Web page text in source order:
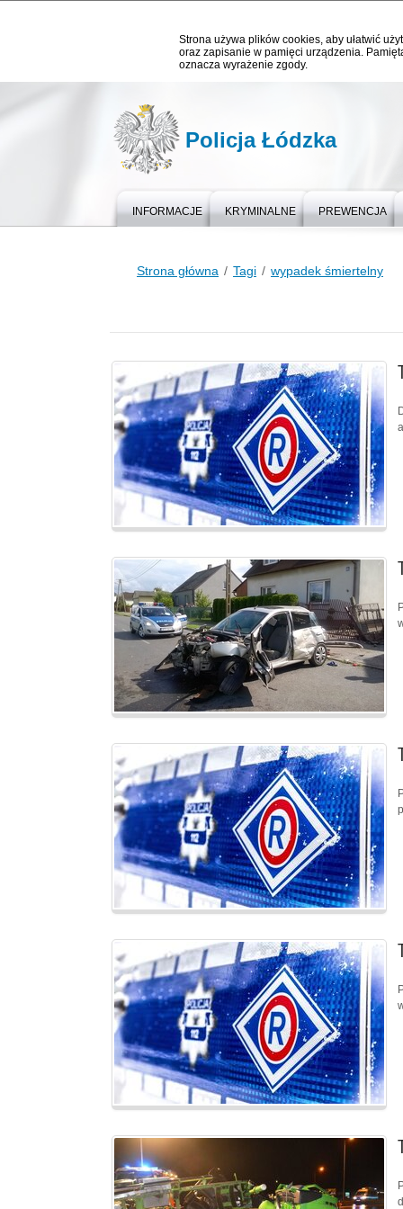
Strona używa plików cookies, aby ułatwić
oraz zapisanie w pamięci urządzenia.
oznacza wyrażenie zgody.
Policja Łódzka
INFORMACJE KRYMINALNE PREWENCJA
Strona główna Tagi wypadek śmiertelny